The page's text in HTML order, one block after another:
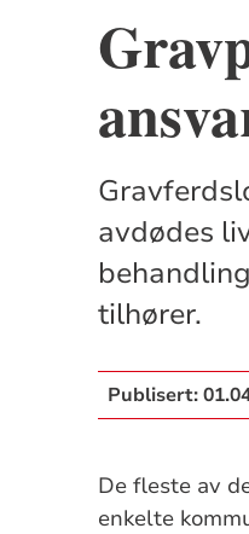
avdødes
tilhører.
Publisert:
De fleste av
enkelte